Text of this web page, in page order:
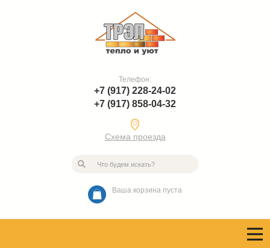
Телефон:
+7 (917) 228-24-02
+7 (917) 858-04-32
Схема проезда
Ваша корзина пуста